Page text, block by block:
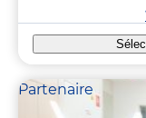
Partenaire